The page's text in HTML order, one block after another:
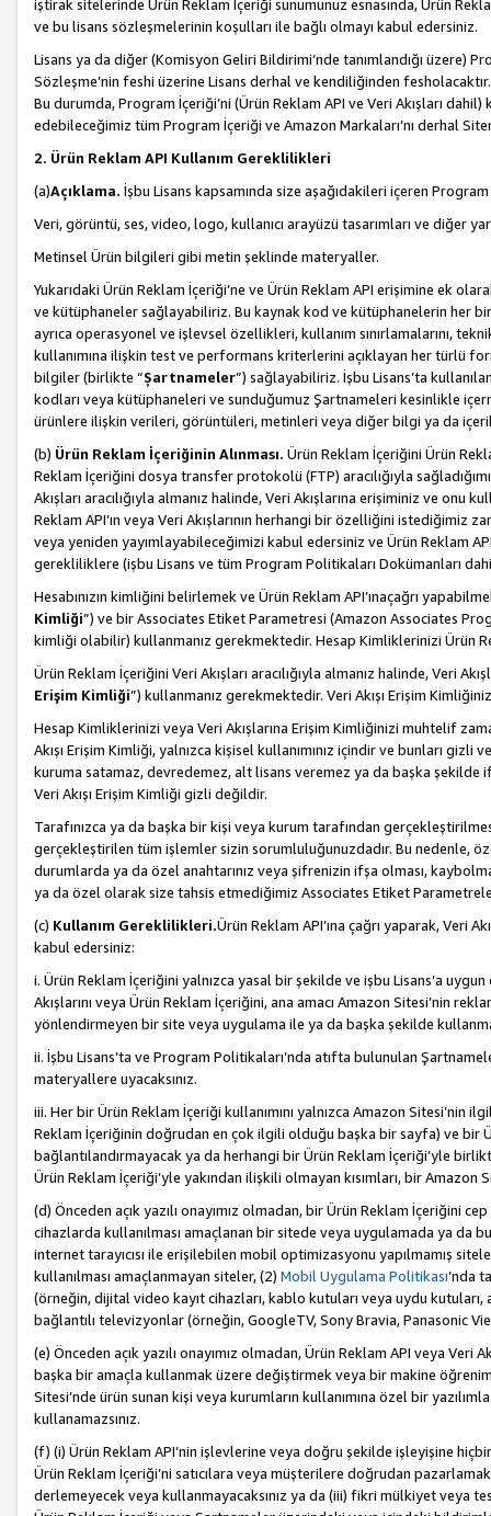
iştirak sitelerinde Ürün Reklam İçeriği sunumunuz esnasında, Ürün
ve bu lisans sözleşmelerinin koşulları ile bağlı olmayı kabul edersiniz.
Lisans ya da diğer (Komisyon Geliri Bildirimi’nde tanımlandığı üzere)
Sözleşme’nin feshi üzerine Lisans derhal ve kendiliğinden
Bu durumda, Program İçeriği’ni (Ürün Reklam API ve Veri Akışları
edebileceğimiz tüm Program İçeriği ve Amazon Markaları’nı derhal
2. Ürün Reklam API Kullanım Gereklilikleri
(a)Açıklama. İşbu Lisans kapsamında size aşağıdakileri içeren
Veri, görüntü, ses, video, logo, kullanıcı arayüzü tasarımları ve diğer
Metinsel Ürün bilgileri gibi metin şeklinde materyaller.
Yukarıdaki Ürün Reklam İçeriği’ne ve Ürün Reklam API erişimine ek
ve kütüphaneler sağlayabiliriz. Bu kaynak kod ve kütüphanelerin her
ayrıca operasyonel ve işlevsel özellikleri, kullanım sınırlamalarını,
kullanımına ilişkin test ve performans kriterlerini açıklayan her türlü
bilgiler (birlikte “Şartnameler”) sağlayabiliriz. İşbu Lisans’ta
kodları veya kütüphaneleri ve sunduğumuz Şartnameleri kesinlikle
ürünlere ilişkin verileri, görüntüleri, metinleri veya diğer bilgi ya da
(b) Ürün Reklam İçeriğinin Alınması. Ürün Reklam İçeriğini Ürün
Reklam İçeriğini dosya transfer protokolü (FTP) aracılığıyla
Akışları aracılığıyla almanız halinde, Veri Akışlarına erişiminiz ve onu
Reklam API’ın veya Veri Akışlarının herhangi bir özelliğini
veya yeniden yayımlayabileceğimizi kabul edersiniz ve Ürün Reklam
gerekliliklere (işbu Lisans ve tüm Program Politikaları Dokümanları
Hesabınızın kimliğini belirlemek ve Ürün Reklam API’ınaçağrı
Kimliği”) ve bir Associates Etiket Parametresi (Amazon Associates
kimliği olabilir) kullanmanız gerekmektedir. Hesap Kimliklerinizi Ürün
Ürün Reklam İçeriğini Veri Akışları aracılığıyla almanız halinde, Veri
Erişim Kimliği”) kullanmanız gerekmektedir. Veri Akışı Erişim
Hesap Kimliklerinizi veya Veri Akışlarına Erişim Kimliğinizi muhtelif
Akışı Erişim Kimliği, yalnızca kişisel kullanımınız içindir ve bunları
kuruma satamaz, devredemez, alt lisans veremez ya da başka şekilde
Veri Akışı Erişim Kimliği gizli değildir.
Tarafınızca ya da başka bir kişi veya kurum tarafından
gerçekleştirilen tüm işlemler sizin sorumluluğunuzdadır. Bu nedenle,
durumlarda ya da özel anahtarınız veya şifrenizin ifşa olması,
ya da özel olarak size tahsis etmediğimiz Associates Etiket
(c) Kullanım Gereklilikleri.Ürün Reklam API’ına çağrı yaparak, Veri
kabul edersiniz:
i. Ürün Reklam İçeriğini yalnızca yasal bir şekilde ve işbu Lisans’a uygun
Akışlarını veya Ürün Reklam İçeriğini, ana amacı Amazon Sitesi’nin
yönlendirmeyen bir site veya uygulama ile ya da başka şekilde
ii. İşbu Lisans’ta ve Program Politikaları’nda atıfta bulunulan
materyallere uyacaksınız.
iii. Her bir Ürün Reklam İçeriği kullanımını yalnızca Amazon
Reklam İçeriğinin doğrudan en çok ilgili olduğu başka bir sayfa) ve bir
bağlantılandırmayacak ya da herhangi bir Ürün Reklam İçeriği’yle
Ürün Reklam İçeriği’yle yakından ilişkili olmayan kısımları, bir Amazon
(d) Önceden açık yazılı onayımız olmadan, bir Ürün Reklam İçeriğini
cihazlarda kullanılması amaçlanan bir sitede veya uygulamada ya da
internet tarayıcısı ile erişilebilen mobil optimizasyonu yapılmamış
kullanılması amaçlanmayan siteler, (2) Mobil Uygulama Politikası’nda
(örneğin, dijital video kayıt cihazları, kablo kutuları veya uydu kutuları,
bağlantılı televizyonlar (örneğin, GoogleTV, Sony Bravia, Panasonic
(e) Önceden açık yazılı onayımız olmadan, Ürün Reklam API veya
başka bir amaçla kullanmak üzere değiştirmek veya bir makine
Sitesi’nde ürün sunan kişi veya kurumların kullanımına özel bir
kullanamazsınız.
(f) (i) Ürün Reklam API’nin işlevlerine veya doğru şekilde işleyişine
Ürün Reklam İçeriği’ni satıcılara veya müşterilere doğrudan
derlemeyecek veya kullanmayacaksınız ya da (iii) fikri mülkiyet veya